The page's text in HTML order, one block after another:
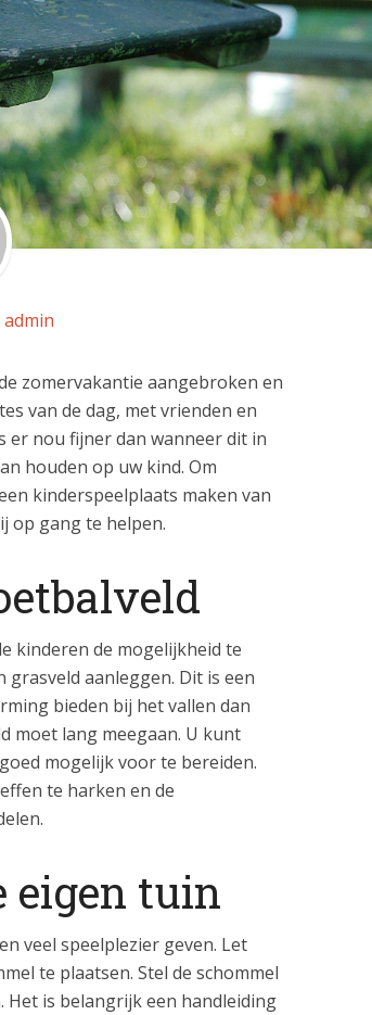
admin
zomervakantie aangebroken en
van de dag, met vrienden en
er nou fijner dan wanneer dit in
houden op uw kind. Om
kinderspeelplaats maken van
op gang te helpen.
kinderen de mogelijkheid te
aanleggen. Dit is een
bieden bij het vallen dan
moet lang meegaan. U kunt
mogelijk voor te bereiden.
te harken en de
eigen tuin
veel speelplezier geven. Let
te plaatsen. Stel de schommel
is belangrijk een handleiding